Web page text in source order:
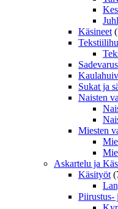
Käsineet
Sukat ja
Naisten
Miesten
Askartelu ja
Käsityöt
Piirustus-